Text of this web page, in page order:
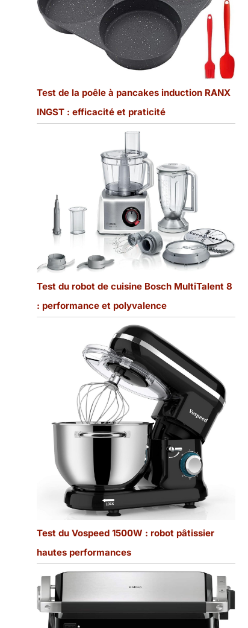
Test de la poêle à pancakes induction RANX
INGST : efficacité et praticité
Test du robot de cuisine Bosch MultiTalent 8
: performance et polyvalence
Test du Vospeed 1500W : robot pâtissier
hautes performances